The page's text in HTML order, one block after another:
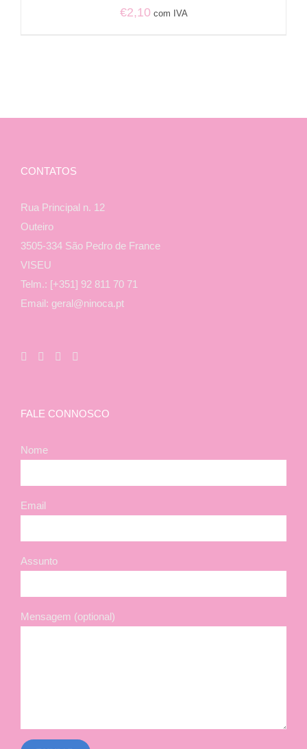
€2,10 com IVA
CONTATOS
Rua Principal n. 12
Outeiro
3505-334 São Pedro de France
VISEU
Telm.: [+351] 92 811 70 71
Email: geral@ninoca.pt
FALE CONNOSCO
Nome
Email
Assunto
Mensagem (optional)